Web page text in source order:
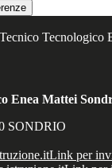
Tecnologico
Enea Mattei
SONDRIO
Link per